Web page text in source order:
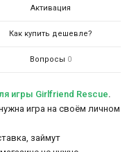
Активация
Как купить дешевле?
Вопросы 0
игры Girlfriend Rescue.
игра на своём личном
займут